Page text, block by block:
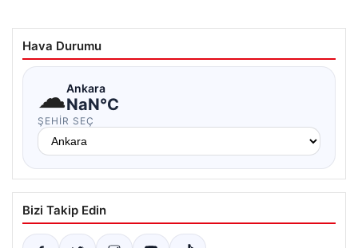
Hava Durumu
☁Ankara
NaN°C
ŞEHIR SEÇ
Bizi Takip Edin